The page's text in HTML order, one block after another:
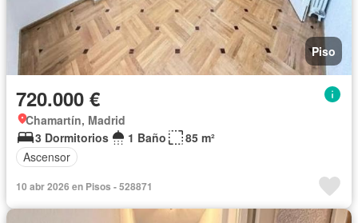
Piso
720.000 €
Chamartín, Madrid
3 Dormitorios
1 Baño
85 m²
Ascensor
10 abr 2026 en Pisos - 528871